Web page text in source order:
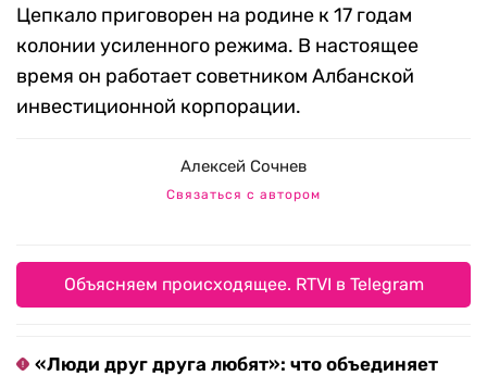
Цепкало приговорен на родине к 17 годам
колонии усиленного режима. В настоящее
время он работает советником Албанской
инвестиционной корпорации.
Алексей Сочнев
Связаться с автором
Объясняем происходящее. RTVI в Telegram
«Люди друг друга любят»: что объединяет